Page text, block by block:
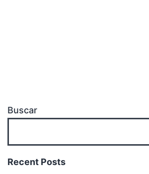
Buscar
Recent Posts